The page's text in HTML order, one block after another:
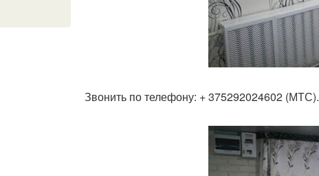
Звонить по телефону: + 375292024602 (МТС).